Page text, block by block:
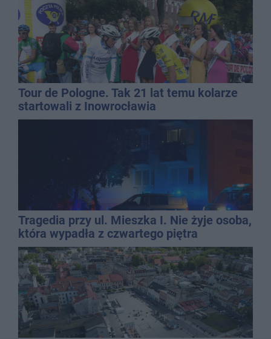
Tour de Pologne. Tak 21 lat temu kolarze
startowali z Inowrocławia
Tragedia przy ul. Mieszka I. Nie żyje osoba,
która wypadła z czwartego piętra